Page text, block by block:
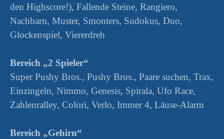
den Highscore!), Fallende Steine, Rangiero,
Nachbarn, Muster, Smonters, Sudokus, Duo,
Glockenspiel, Viererdreh
Bereich „2 Spieler“
Super Pushy Bros., Pushy Bros., Paare suchen, Trax,
Einzingeln, Nimmo, Genesis, Spirala, Ufo Race,
Zahlenralley, Colori, Verlo, Immer 4, Läuse-Alarm
Bereich „Gehirn“